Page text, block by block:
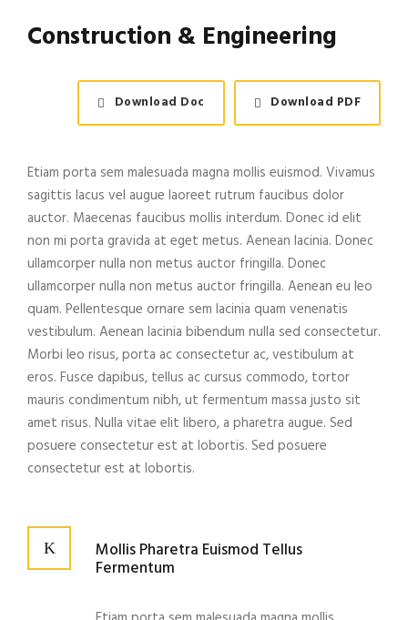
Construction & Engineering
Download Doc Download PDF
Etiam porta sem malesuada magna mollis euismod. Vivamus
sagittis lacus vel augue laoreet rutrum faucibus dolor
auctor. Maecenas faucibus mollis interdum. Donec id elit
non mi porta gravida at eget metus. Aenean lacinia. Donec
ullamcorper nulla non metus auctor fringilla. Donec
ullamcorper nulla non metus auctor fringilla. Aenean eu leo
quam. Pellentesque ornare sem lacinia quam venenatis
vestibulum. Aenean lacinia bibendum nulla sed consectetur.
Morbi leo risus, porta ac consectetur ac, vestibulum at
eros. Fusce dapibus, tellus ac cursus commodo, tortor
mauris condimentum nibh, ut fermentum massa justo sit
amet risus. Nulla vitae elit libero, a pharetra augue. Sed
posuere consectetur est at lobortis. Sed posuere
consectetur est at lobortis.
Mollis Pharetra Euismod Tellus
Fermentum